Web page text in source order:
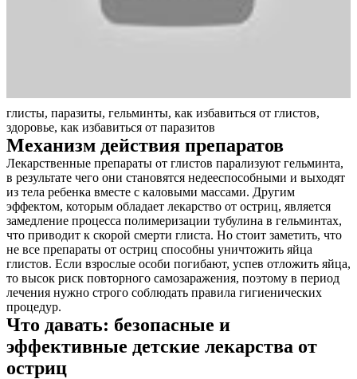
глисты, паразиты, гельминты, как избавиться от глистов,
здоровье, как избавиться от паразитов
Механизм действия препаратов
Лекарственные препараты от глистов парализуют гельминта,
в результате чего они становятся недееспособными и выходят
из тела ребенка вместе с каловыми массами. Другим
эффектом, которым обладает лекарство от остриц, является
замедление процесса полимеризации тубулина в гельминтах,
что приводит к скорой смерти глиста. Но стоит заметить, что
не все препараты от остриц способны уничтожить яйца
глистов. Если взрослые особи погибают, успев отложить яйца,
то высок риск повторного самозаражения, поэтому в период
лечения нужно строго соблюдать правила гигиенических
процедур.
Что давать: безопасные и
эффективные детские лекарства от
остриц